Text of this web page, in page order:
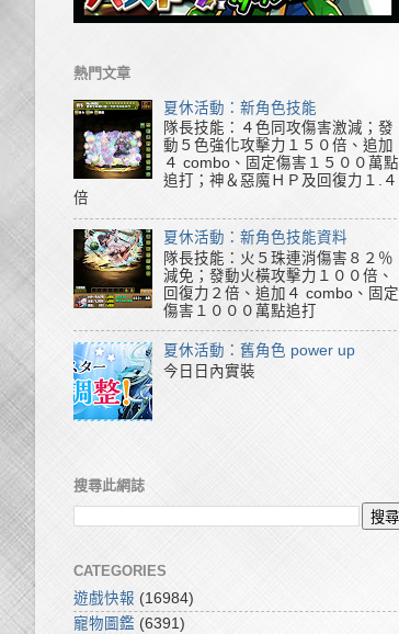
熱門文章
夏休活動：新角色技能
隊長技能：４色同攻傷害激減；發
動５色強化攻擊力１５０倍、追加
４ combo、固定傷害１５００萬點
追打；神＆惡魔ＨＰ及回復力１.４
倍
夏休活動：新角色技能資料
隊長技能：火５珠連消傷害８２％
減免；發動火橫攻擊力１００倍、
回復力２倍、追加４ combo、固定
傷害１０００萬點追打
夏休活動：舊角色 power up
今日日內實裝
搜尋此網誌
CATEGORIES
遊戲快報 (16984)
寵物圖鑑 (6391)